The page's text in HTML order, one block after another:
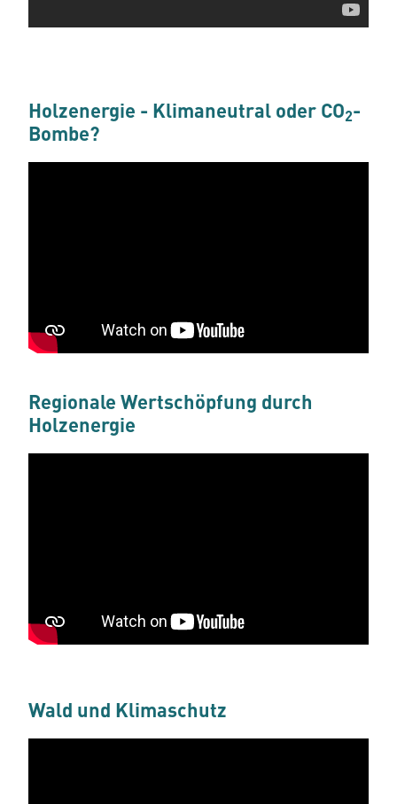
Holzenergie - Klimaneutral oder CO2-
Bombe?
Regionale Wertschöpfung durch
Holzenergie
Wald und Klimaschutz